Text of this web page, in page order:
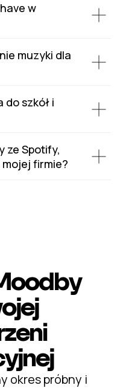
w
muzyki dla
szkół i
ze Spotify,
mojej firmie?
okres próbny i